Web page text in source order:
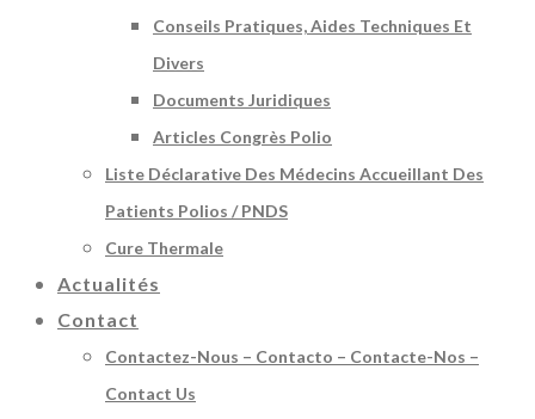
Conseils Pratiques, Aides Techniques Et
Divers
Documents Juridiques
Articles Congrès Polio
Liste Déclarative Des Médecins Accueillant Des
Patients Polios / PNDS
Cure Thermale
Actualités
Contact
Contactez-Nous – Contacto – Contacte-Nos –
Contact Us